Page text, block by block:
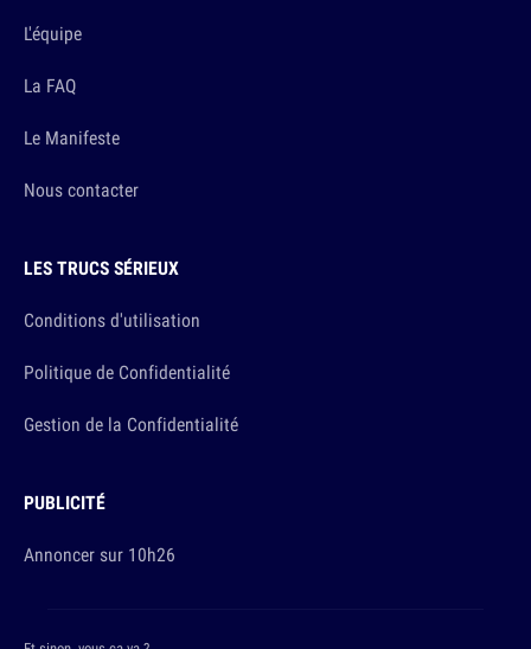
L'équipe
La FAQ
Le Manifeste
Nous contacter
LES TRUCS SÉRIEUX
Conditions d'utilisation
Politique de Confidentialité
Gestion de la Confidentialité
PUBLICITÉ
Annoncer sur 10h26